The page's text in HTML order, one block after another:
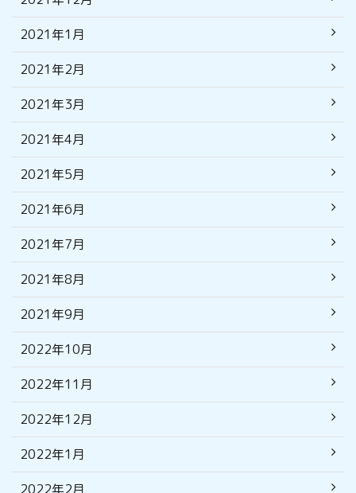
2021年1月
2021年2月
2021年3月
2021年4月
2021年5月
2021年6月
2021年7月
2021年8月
2021年9月
2022年10月
2022年11月
2022年12月
2022年1月
2022年2月